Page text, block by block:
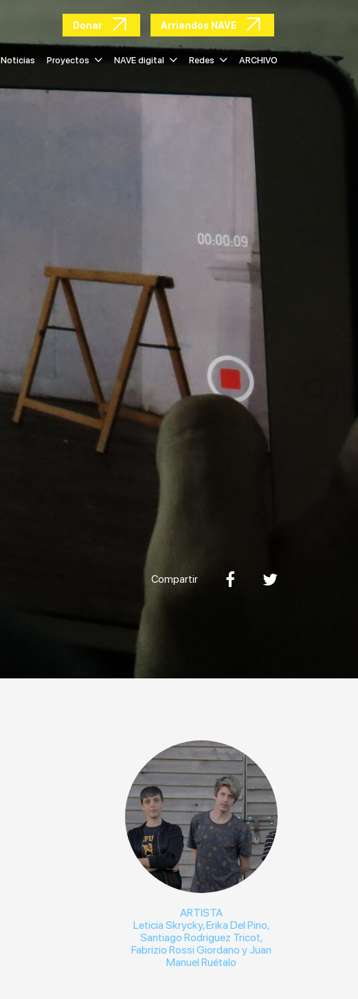
Donar Arriendos NAVE
Noticias Proyectos NAVE digital Redes ARCHIVO
Compartir
ARTISTA
Leticia Skrycky, Erika Del Pino,
Santiago Rodriguez Tricot,
Fabrizio Rossi Giordano y Juan
Manuel Ruétalo